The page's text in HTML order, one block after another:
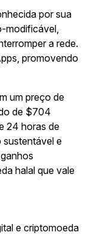
por sua
modificável,
a rede.
promovendo
um preço de
de $704
24 horas de
sustentável e
halal que vale
e criptomoeda